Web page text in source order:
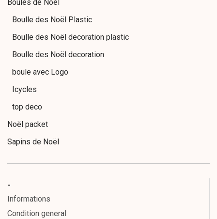
Boules de Noël
Boulle des Noël Plastic
Boulle des Noël decoration plastic
Boulle des Noël decoration
boule avec Logo
Icycles
top deco
Noël packet
Sapins de Noël
Couronnes de Noël
lumières de Noël
-
Informations
Condition general